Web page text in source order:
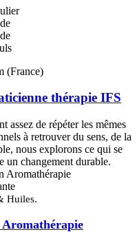
(France)
thérapie IFS
assez de répéter les mêmes
à retrouver du sens, de la
nous explorons ce qui se
un changement durable.
Huiles.
Aromathérapie